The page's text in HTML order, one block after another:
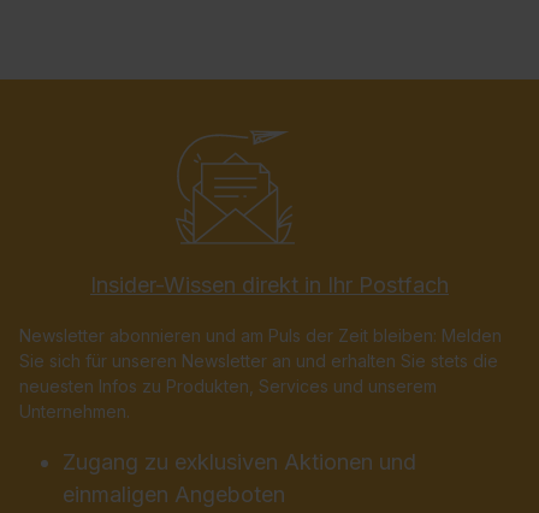
Insider-Wissen direkt in Ihr Postfach
Newsletter abonnieren und am Puls der Zeit bleiben: Melden
Sie sich für unseren Newsletter an und erhalten Sie stets die
neuesten Infos zu Produkten, Services und unserem
Unternehmen.
Zugang zu exklusiven Aktionen und
einmaligen Angeboten